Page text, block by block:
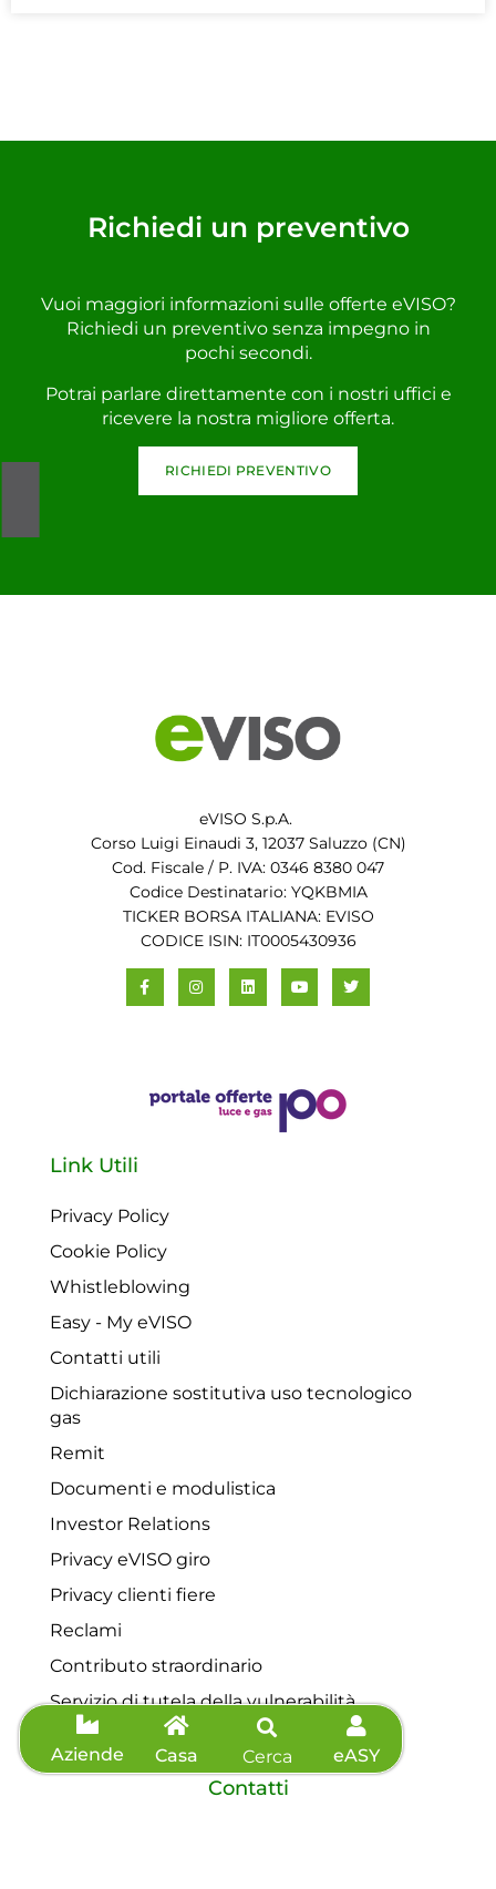
Aziende Casa Cerca eASY
Richiedi un preventivo
Vuoi maggiori informazioni sulle offerte eVISO?
Richiedi un preventivo senza impegno in
pochi secondi.
Potrai parlare direttamente con i nostri uffici e
ricevere la nostra migliore offerta.
RICHIEDI PREVENTIVO
eVISO S.p.A.
Corso Luigi Einaudi 3, 12037 Saluzzo (CN)
Cod. Fiscale / P. IVA: 0346 8380 047
Codice Destinatario: YQKBMIA
TICKER BORSA ITALIANA: EVISO
CODICE ISIN: IT0005430936
Link Utili
Privacy Policy
Cookie Policy
Whistleblowing
Easy - My eVISO
Contatti utili
Dichiarazione sostitutiva uso tecnologico
gas
Remit
Documenti e modulistica
Investor Relations
Privacy eVISO giro
Privacy clienti fiere
Reclami
Contributo straordinario
Servizio di tutela della vulnerabilità
Contatti